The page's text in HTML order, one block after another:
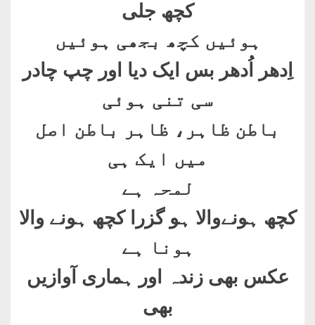
کچھ جلی
ہوئیں کچھ بجھی ہوئیں
اِدھر اُدھر بس ایک دیا اور چپ چادر
سی تنی ہوئی
باطن ظاہر، ظاہر باطن اصل
میں ایک ہی
لمحہ ہے
کچھ ہونےوالا ہو گزرا کچھ ہونے والا
ہونا ہے
عکس بھی زندہ اور ہماری آوازیں
بھی